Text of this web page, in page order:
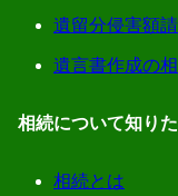
遺留分侵害額
遺言書作成の
相続について知り
相続とは